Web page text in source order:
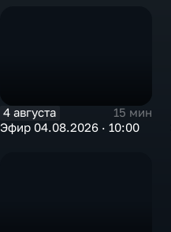
4 августа
15 мин
Эфир 04.08.2026 · 10:00